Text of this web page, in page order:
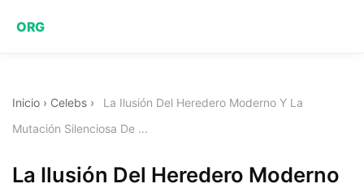
ORG
Inicio › Celebs ›
La Ilusión Del Heredero Moderno Y La
Mutación Silenciosa De ...
La Ilusión Del Heredero Moderno